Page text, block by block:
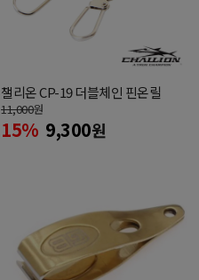
챌리온 CP-19 더블체인 핀온릴
11,000원
15% 9,300원